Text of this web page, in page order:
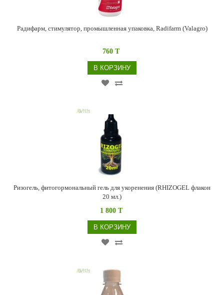
Радифарм, стимулятор, промышленная упаковка, Radifarm (Valagro)
760 T
В КОРЗИНУ
Ризогель, фитогормональный гель для укоренения (RHIZOGEL флакон
20 мл.)
1 800 T
В КОРЗИНУ